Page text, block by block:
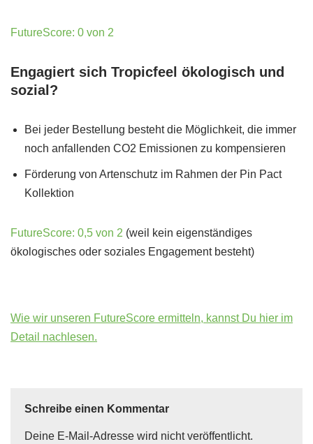
FutureScore: 0 von 2
Engagiert sich Tropicfeel ökologisch und
sozial?
Bei jeder Bestellung besteht die Möglichkeit, die immer
noch anfallenden CO2 Emissionen zu kompensieren
Förderung von Artenschutz im Rahmen der Pin Pact
Kollektion
FutureScore: 0,5 von 2 (weil kein eigenständiges
ökologisches oder soziales Engagement besteht)
Wie wir unseren FutureScore ermitteln, kannst Du hier im
Detail nachlesen.
Schreibe einen Kommentar
Deine E-Mail-Adresse wird nicht veröffentlicht.